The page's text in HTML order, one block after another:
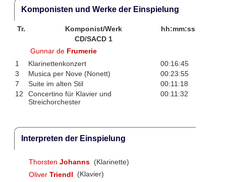
Komponisten und Werke der Einspielung
Tr. Komponist/Werk
hh:mm:ss
CD/SACD 1
Gunnar de Frumerie
1
Klarinettenkonzert
00:16:45
3
Musica per Nove (Nonett)
00:23:55
7
Suite im alten Stil
00:11:18
12
Concertino für Klavier und
Streichorchester
00:11:32
Interpreten der Einspielung
Thorsten Johanns (Klarinette)
Oliver Triendl
(Klavier)